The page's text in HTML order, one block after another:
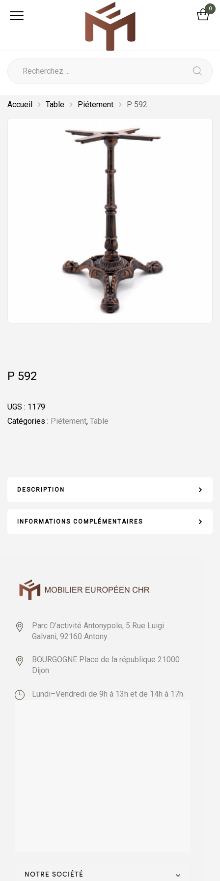
0
Accueil Table Piétement P 592
P 592
UGS : 1179
Catégories : Piétement, Table
DESCRIPTION
INFORMATIONS COMPLÉMENTAIRES
Parc D'activité Antonypole, 5 Rue Luigi
Galvani, 92160 Antony
BOURGOGNE Place de la république 21000
Dijon
Lundi–Vendredi de 9h à 13h et de 14h à 17h
NOTRE SOCIÉTÉ